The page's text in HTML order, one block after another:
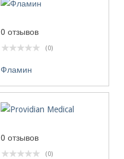
0 отзывов
(0)
Фламин
0 отзывов
(0)